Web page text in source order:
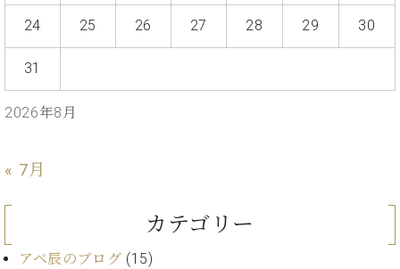
2026年8月
24 25 26 27 28 29 30
31
« 7月
カテゴリー
アベ辰のブログ (15)